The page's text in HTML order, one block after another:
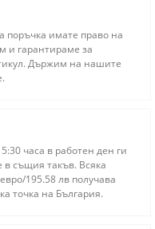
поръчка имате право на
и гарантираме за
Държим на нашите
часа в работен ден ги
същия такъв. Всяка
195.58 лв получава
точка на България.